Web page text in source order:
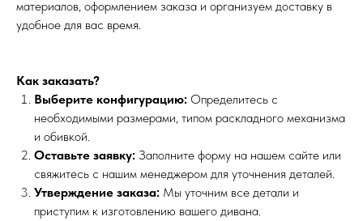
материалов, оформлением заказа и организуем доставку в
удобное для вас время.
Как заказать?
Выберите конфигурацию: Определитесь с
необходимыми размерами, типом раскладного механизма
и обивкой.
Оставьте заявку: Заполните форму на нашем сайте или
свяжитесь с нашим менеджером для уточнения деталей.
Утверждение заказа: Мы уточним все детали и
приступим к изготовлению вашего дивана.